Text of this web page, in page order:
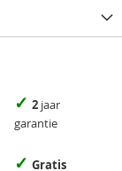
✓ 2 jaar
garantie
✓ Gratis